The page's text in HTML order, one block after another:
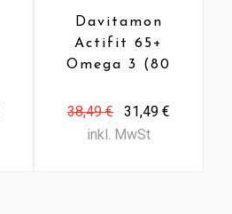
Davitamon
Actifit 65+
Omega 3 (80
38,49 €
31,49 €
inkl. MwSt